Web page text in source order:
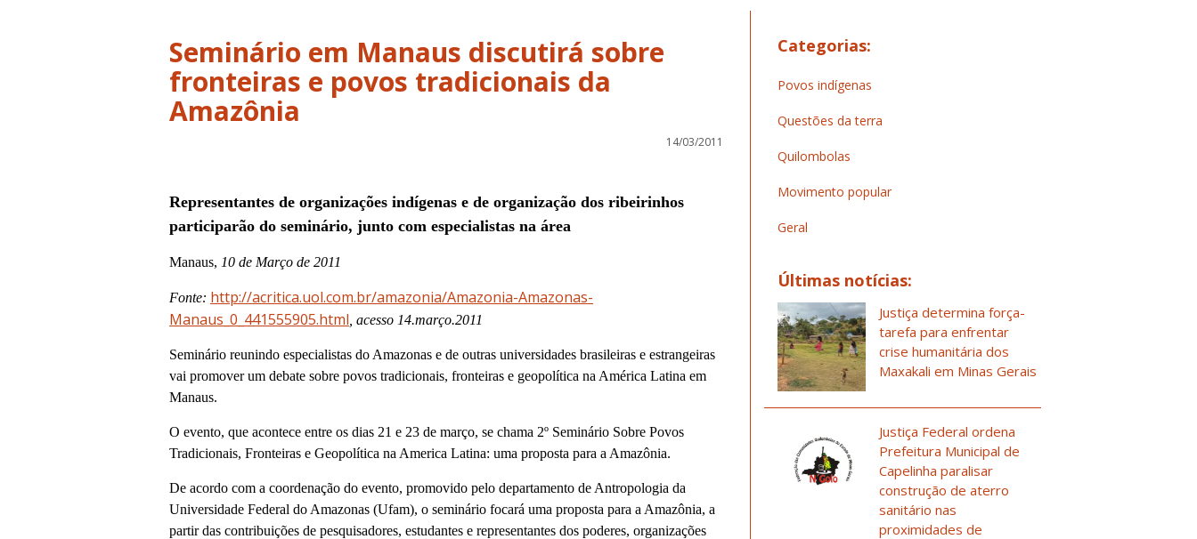
Seminário em Manaus discutirá sobre
fronteiras e povos tradicionais da
Amazônia
14/03/2011
Representantes de organizações indígenas e de organização dos ribeirinhos
participarão do seminário, junto com especialistas na área
Manaus, 10 de Março de 2011
Fonte: http://acritica.uol.com.br/amazonia/Amazonia-Amazonas-
Manaus_0_441555905.html , acesso 14.março.2011
Seminário reunindo especialistas do Amazonas e de outras universidades brasileiras e estrangeiras
vai promover um debate sobre povos tradicionais, fronteiras e geopolítica na América Latina em
Manaus.
O evento, que acontece entre os dias 21 e 23 de março, se chama 2º Seminário Sobre Povos
Tradicionais, Fronteiras e Geopolítica na America Latina: uma proposta para a Amazônia.
De acordo com a coordenação do evento, promovido pelo departamento de Antropologia da
Universidade Federal do Amazonas (Ufam), o seminário focará uma proposta para a Amazônia, a
partir das contribuições de pesquisadores, estudantes e representantes dos poderes, organizações
Categorias:
Povos indígenas
Questões da terra
Quilombolas
Movimento popular
Geral
Últimas notícias:
Justiça determina força-
tarefa para enfrentar
crise humanitária dos
Maxakali em Minas Gerais
Justiça Federal ordena
Prefeitura Municipal de
Capelinha paralisar
construção de aterro
sanitário nas
proximidades de